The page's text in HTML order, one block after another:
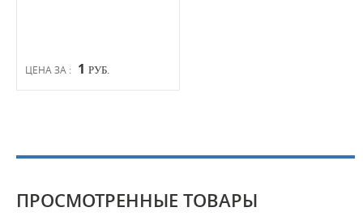
ЦЕНА ЗА : 1 РУБ.
ПРОСМОТРЕННЫЕ ТОВАРЫ